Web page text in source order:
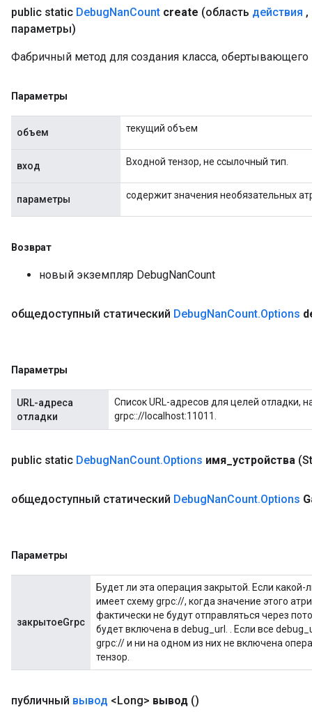
public static DebugNanCount create (область действия ,
параметры)
Фабричный метод для создания класса,
Параметры
объем текущий объем
вход Входной тензор, не ссылочный тип.
параметры содержит значения необязательных
Возврат
новый экземпляр DebugNanCount
общедоступный статический DebugNanCount.Options
Параметры
URL-адреса
отладки
Список URL-адресов для целей
grpc:://localhost:11011.
public static DebugNanCount.Options имя устройства
общедоступный статический DebugNanCount.Options
Параметры
закрытоеGrpc
Будет ли эта операция закрытой. Если какой-
имеет схему grpc://, когда значение этого
фактически не будут отправляться через
будет включена в debug_url. . Если все
grpc:// и ни на одном из них не включена
тензор.
публичный вывод <Long> вывод ()